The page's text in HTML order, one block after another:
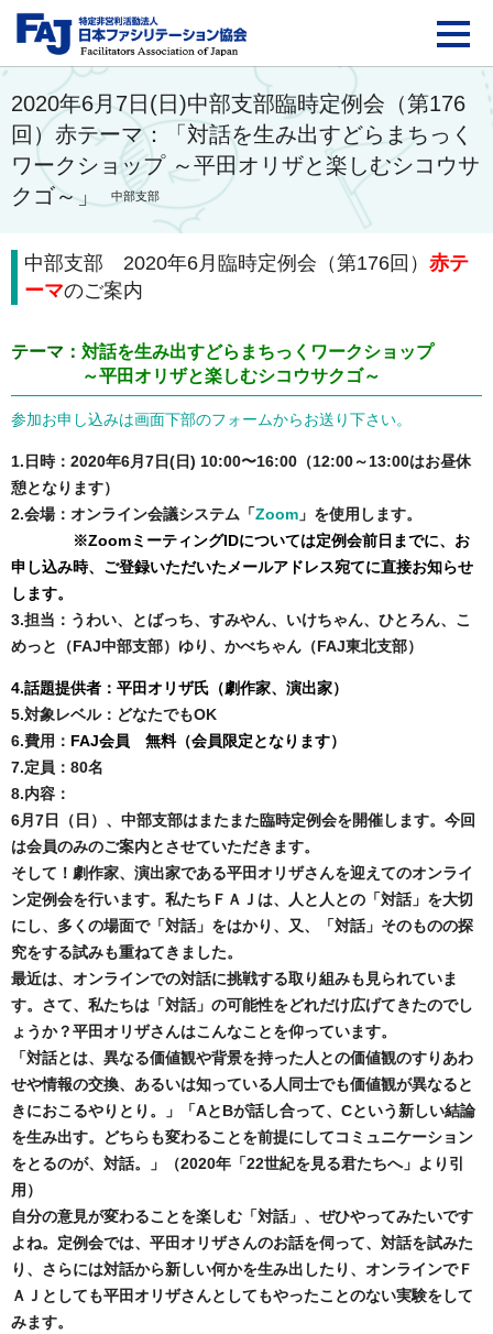
FAJ：特定非営利活動
2020年6月7日(日)中部支部臨時定例会（第176
回）赤テーマ：「対話を生み出すどらまちっく
ワークショップ ～平田オリザと楽しむシコウサ
クゴ～」
中部支部
中部支部 2020年6月臨時定例会（第176回） 赤テ
ーマのご案内
テーマ： 対話を生み出すどらまちっくワークショップ
～平田オリザと楽しむシコウサクゴ～
参加お申し込みは画面下部のフォームからお送り下さい。
1.日時：2020年6月7日(日) 10:00〜16:00（12:00～13:00はお昼休
憩となります）
2.会場： オンライン会議システム「 Zoom 」を使用します。
※ZoomミーティングIDについては定例会前日までに、お
申し込み時、ご登録いただいたメールアドレス宛てに直接お知らせ
します。
3.担当：うわい、とばっち、すみやん、いけちゃん、ひとろん、こ
めっと（FAJ中部支部）ゆり、かべちゃん（FAJ東北支部）
4.話題提供者：平田オリザ氏（劇作家、演出家）
5.対象レベル：どなたでもOK
6.費用： FAJ会員 無料（会員限定となります）
7.定員：80名
8.内容：
6月7日（日）、中部支部はまたまた臨時定例会を開催します。今回
は会員のみのご案内とさせていただきます。
そして！劇作家、演出家である平田オリザさんを迎えてのオンライ
ン定例会を行います。私たちＦＡＪは、人と人との「対話」を大切
にし、多くの場面で「対話」をはかり、又、「対話」そのものの探
究をする試みも重ねてきました。
最近は、オンラインでの対話に挑戦する取り組みも見られていま
す。さて、私たちは「対話」の可能性をどれだけ広げてきたのでし
ょうか？平田オリザさんはこんなことを仰っています。
「対話とは、異なる価値観や背景を持った人との価値観のすりあわ
せや情報の交換、あるいは知っている人同士でも価値観が異なると
きにおこるやりとり。」「AとBが話し合って、Cという新しい結論
を生み出す。どちらも変わることを前提にしてコミュニケーション
をとるのが、対話。」（2020年「22世紀を見る君たちへ」より引
用）
自分の意見が変わることを楽しむ「対話」、ぜひやってみたいです
よね。定例会では、平田オリザさんのお話を伺って、対話を試みた
り、さらには対話から新しい何かを生み出したり、オンラインでＦ
ＡＪとしても平田オリザさんとしてもやったことのない実験をして
みます。